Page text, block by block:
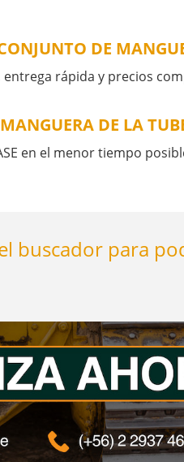
DE
rápida y precios
DE LA
en el menor tiempo
buscador para